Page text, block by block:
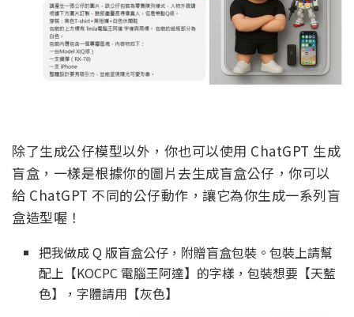
除了生成公仔模型以外，你也可以使用 ChatGPT 生成
盲盒，一樣是根據你的圖片去生成盲盒公仔，你可以
給 ChatGPT 不同的公仔動作，讓它為你生成一系列盲
盒造型喔！
把我做成 Q 版盲盒公仔，附贈盲盒包裝。包裝上請幫
配上【KOCPC 電腦王阿達】的字樣，包裝想要【天藍
色】，字體請用【灰色】